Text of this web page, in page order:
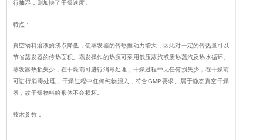
行抽湿，则加快了干燥速度。
特点：
真空物料溶液的沸点降低，使蒸发器的传热推动力增大，因此对一定的传热量可以
节省蒸发器的传热面积。蒸发操作的热源可采用低压蒸汽或废热蒸汽及热水循环。
蒸发器热损失少，在干燥前可进行消毒处理，干燥过程中无任何损失少，在干燥前
可进行消毒处理，干燥过程中任何纯物混入，符合GMP要求。属于静态真空干燥
器，故干燥物料的形体不会损坏。
技术参数：